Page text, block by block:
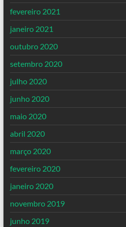
fevereiro 2021
janeiro 2021
outubro 2020
setembro 2020
julho 2020
junho 2020
maio 2020
abril 2020
março 2020
fevereiro 2020
janeiro 2020
novembro 2019
junho 2019